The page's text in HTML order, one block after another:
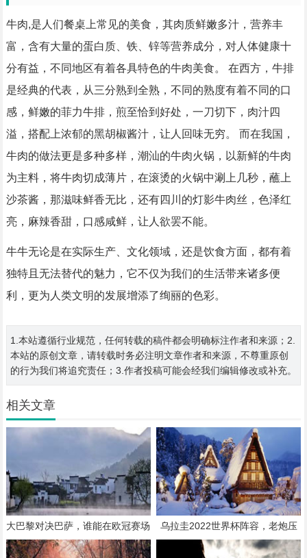
牛肉,是人们餐桌上常见的美食，其肉质鲜嫩多汁，营养丰
富，含有大量的蛋白质、铁、锌等营养成分，对人体健康十
分有益，不同地区有着各具特色的牛肉美食。 在西方，牛排
是经典的代表，从三分熟到全熟，不同的熟度有着不同的口
感，鲜嫩的菲力牛排，煎至恰到好处，一刀切下，肉汁四
溢，搭配上浓郁的黑胡椒酱汁，让人回味无穷。 而在我国，
牛肉的做法更是多种多样，潮汕的牛肉火锅，以新鲜的牛肉
为主料，将牛肉切成薄片，在滚烫的火锅中涮上几秒，蘸上
沙茶酱，那滋味鲜香无比，还有四川的灯影牛肉丝，色泽红
亮，麻辣香甜，口感咸鲜，让人欲罢不能。
牛牛无论是在实际生产、文化领域，还是饮食方面，都有着
独特且无法替代的魅力，它不仅为我们的生活带来诸多便
利，更为人类文明的发展增添了绚丽的色彩。
1.本站遵循行业规范，任何转载的稿件都会明确标注作者和来源；2.
本站的原创文章，请转载时务必注明文章作者和来源，不尊重原创
的行为我们将追究责任；3.作者投稿可能会经我们编辑修改或补充。
相关文章
大巴黎对决巴萨，谁能在欧冠赛场
笑到最后？
乌拉圭2022世界杯阵容，老炮压
阵+新星崛起，能否续写荣光？